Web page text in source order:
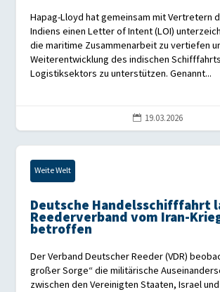
Hapag-Lloyd hat gemeinsam mit Vertretern
Indiens einen Letter of Intent (LOI)
die maritime Zusammenarbeit zu vertiefen
Weiterentwicklung des indischen
Logistiksektors zu unterstützen. Genannt...
 19.03.2026
Weite Welt
Deutsche Handelsschifffahrt
Reederverband vom Iran-
betroffen
Der Verband Deutscher Reeder (VDR)
großer Sorge“ die militärische
zwischen den Vereinigten Staaten, Israel